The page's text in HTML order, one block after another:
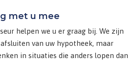
met u mee
helpen we u er graag bij. We zijn
van uw hypotheek, maar
in situaties die anders lopen dan